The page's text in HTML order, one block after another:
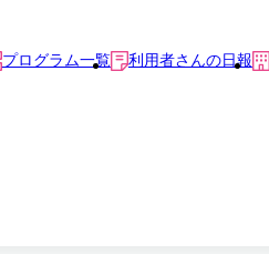
プログラム一覧 利用者さんの日報